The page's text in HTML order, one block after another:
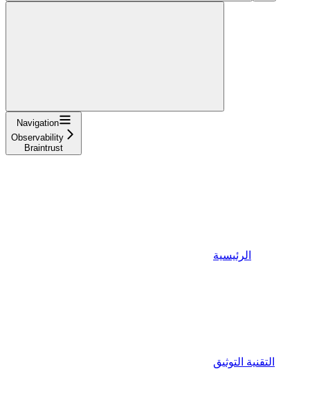
Navigation
Observability
Braintrust
الرئيسية
التقنية التوثيق